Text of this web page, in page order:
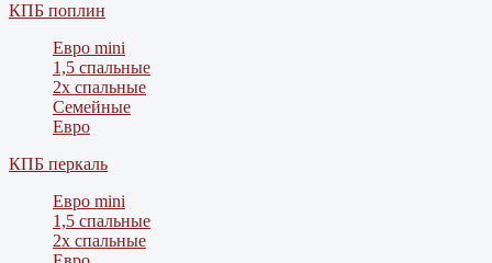
КПБ поплин
Евро mini
1,5 спальные
2х спальные
Семейные
Евро
КПБ перкаль
Евро mini
1,5 спальные
2х спальные